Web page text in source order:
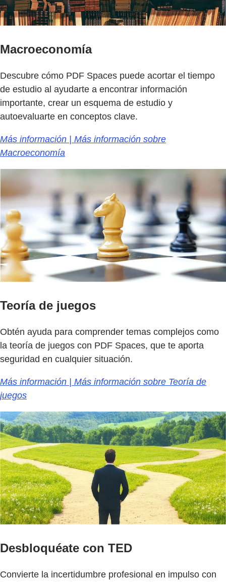
Macroeconomía
Descubre cómo PDF Spaces puede acortar el tiempo
de estudio al ayudarte a encontrar información
importante, crear un esquema de estudio y
autoevaluarte en conceptos clave.
Más información | Más información sobre
Macroeconomía
Teoría de juegos
Obtén ayuda para comprender temas complejos como
la teoría de juegos con PDF Spaces, que te aporta
seguridad en cualquier situación.
Más información | Más información sobre Teoría de
juegos
Desbloquéate con TED
Convierte la incertidumbre profesional en impulso con